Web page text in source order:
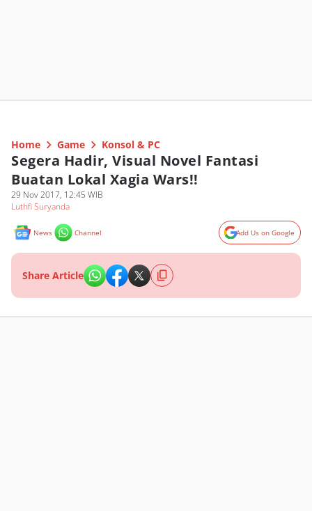
Home Game Konsol & PC
Segera Hadir, Visual Novel Fantasi
Buatan Lokal Xagia Wars!!
29 Nov 2017, 12:45 WIB
Luthfi Suryanda
News Channel Add Us on Google
Share Article